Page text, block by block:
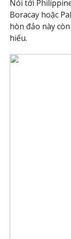
Nói tới
Boracay hoặc
hòn đảo này
hiểu.